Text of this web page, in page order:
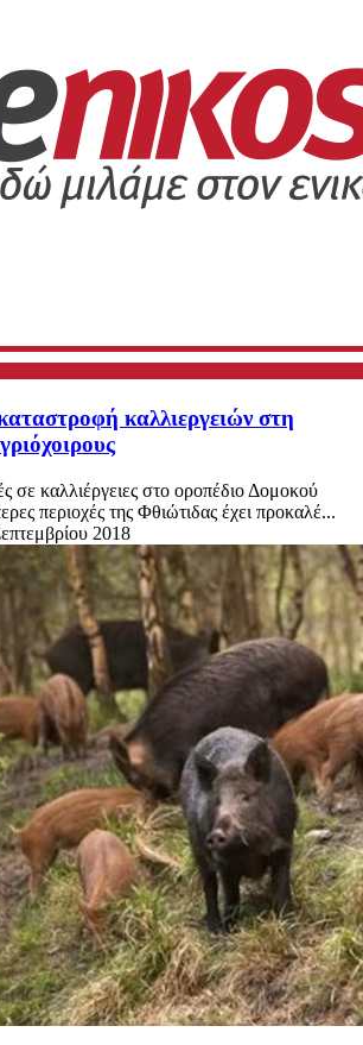
καλλιεργειών στη
σε καλλιέργειες στο οροπέδιο Δομοκού
περιοχές της Φθιώτιδας έχει προκαλέ...
2018